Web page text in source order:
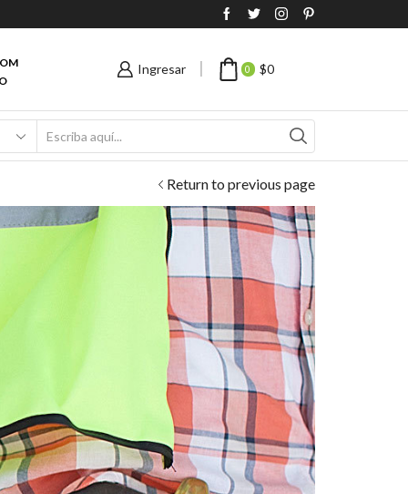
Ingresar 0 $0
Return to previous page